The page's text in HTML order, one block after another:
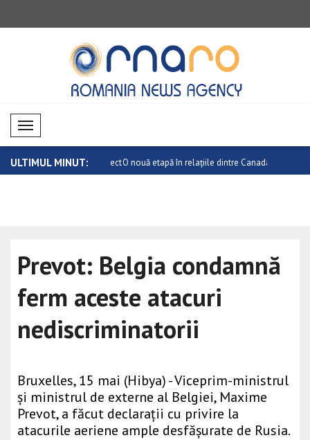
Mobil Menü
ULTIMUL MINUT:
să adopte „Protect O nouă etapă în relațiile dintre Canada ..
Prevot: Belgia condamnă
ferm aceste atacuri
nediscriminatorii
Bruxelles, 15 mai (Hibya) - Viceprim-ministrul
și ministrul de externe al Belgiei, Maxime
Prevot, a făcut declarații cu privire la
atacurile aeriene ample desfășurate de Rusia.